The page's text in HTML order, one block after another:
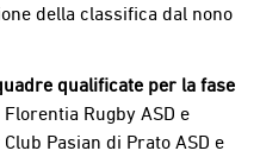
della classifica dal nono
qualificate per la fase
Rugby ASD e
Pasian di Prato ASD e